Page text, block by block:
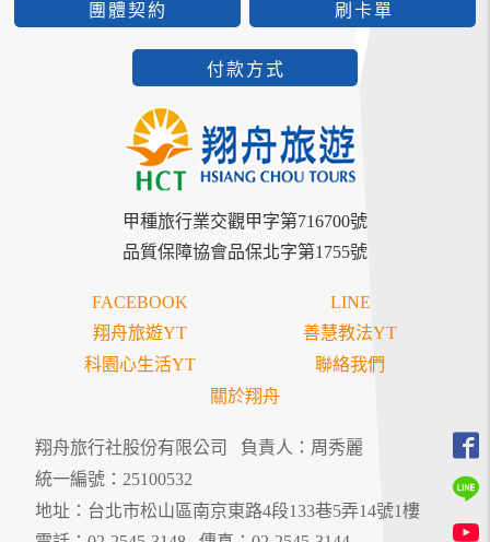
團體契約 刷卡單
付款方式
甲種旅行業交觀甲字第716700號
品質保障協會品保北字第1755號
FACEBOOK
LINE
翔舟旅遊YT
善慧教法YT
科園心生活YT
聯絡我們
關於翔舟
翔舟旅行社股份有限公司
負責人：周秀麗
統一編號：25100532
地址：台北市松山區南京東路4段133巷5弄14號1樓